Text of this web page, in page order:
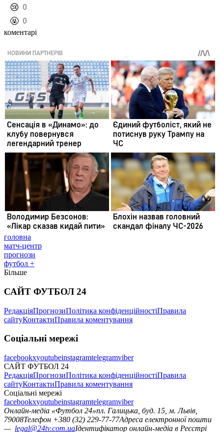
️😢 0
️🤬 0
коментарі
головна
матч-центр
прогнози
футбол +
Більше
САЙТ ФУТБОЛ 24
РедакціяПрогнозиПолітика конфіденційностіПравила
сайтуКонтактиПравила коментування
Соціальні мережі
facebookxyoutubeinstagramtelegramviber
САЙТ ФУТБОЛ 24
РедакціяПрогнозиПолітика конфіденційностіПравила
сайтуКонтактиПравила коментування
Соціальні мережі
facebookxyoutubeinstagramtelegramviber
Онлайн-медіа «Футбол 24»пл. Галицька, буд. 15, м. Львів,
79008Телефон +380 (32) 229-77-77Адреса електронної пошти
— legal@24tv.com.uaІдентифікатор онлайн-медіа в Реєстрі